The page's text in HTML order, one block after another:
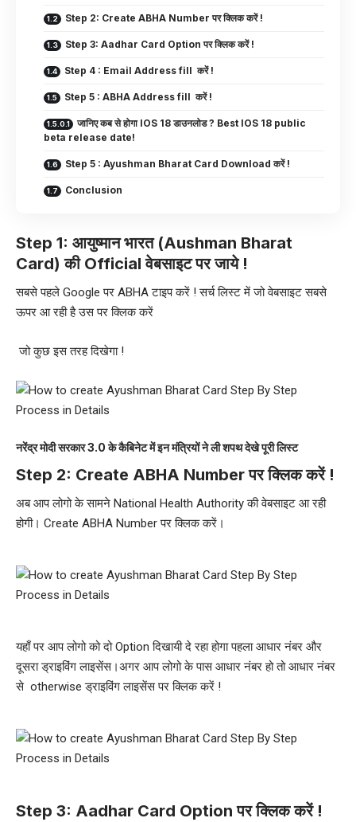
Step 2: Create ABHA Number पर क्लिक करें !
Step 3: Aadhar Card Option पर क्लिक करें !
Step 4 : Email Address fill करें !
Step 5 : ABHA Address fill करें !
जानिए कब से होगा IOS 18 डाउनलोड ? Best IOS 18 public
beta release date!
Step 5 : Ayushman Bharat Card Download करें !
Conclusion
Step 1: आयुष्मान भारत (Aushman Bharat
Card) की Official वेबसाइट पर जाये !
सबसे पहले Google पर ABHA टाइप करें ! सर्च लिस्ट में जो वेबसाइट सबसे
ऊपर आ रही है उस पर क्लिक करें
जो कुछ इस तरह दिखेगा !
नरेंद्र मोदी सरकार 3.0 के कैबिनेट में इन मंत्रियों ने ली शपथ देखे पूरी लिस्ट
Step 2: Create ABHA Number पर क्लिक करें !
अब आप लोगो के सामने National Health Authority की वेबसाइट आ रही
होगी। Create ABHA Number पर क्लिक करें।
यहाँ पर आप लोगो को दो Option दिखायी दे रहा होगा पहला आधार नंबर और
दूसरा ड्राइविंग लाइसेंस।अगर आप लोगो के पास आधार नंबर हो तो आधार नंबर
से otherwise ड्राइविंग लाइसेंस पर क्लिक करें !
Step 3: Aadhar Card Option पर क्लिक करें !